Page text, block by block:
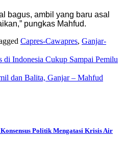
bagus, ambil yang baru asal
pungkas Mahfud.
Capres-Cawapres, Ganjar-
di Indonesia Cukup Sampai Pemilu
dan Balita, Ganjar – Mahfud
Politik Mengatasi Krisis Air